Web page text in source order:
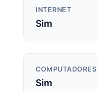
INTERNET
Sim
COMPUTADORES
Sim